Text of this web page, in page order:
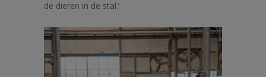
de dieren in de stal.’